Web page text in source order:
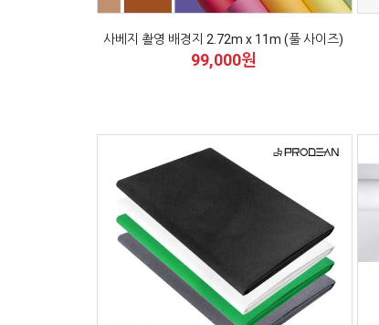
사베지 촬영 배경지 2.72m x 11m (풀 사이즈)
99,000원